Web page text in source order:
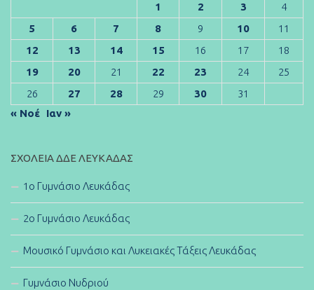
1
2 3
4
5
6 7 8 9 10
11
12
13 14 15 16 17
18
19
20 21 22 23 24
25
26
27 28 29 30
31
« Νοέ Ιαν »
ΣΧΟΛΕΊΑ ΔΔΕ ΛΕΥΚΆΔΑΣ
1ο Γυμνάσιο Λευκάδας
2ο Γυμνάσιο Λευκάδας
Μουσικό Γυμνάσιο και Λυκειακές Τάξεις Λευκάδας
Γυμνάσιο Νυδριού